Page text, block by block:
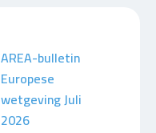
AREA-bulletin
Europese
wetgeving Juli
2026